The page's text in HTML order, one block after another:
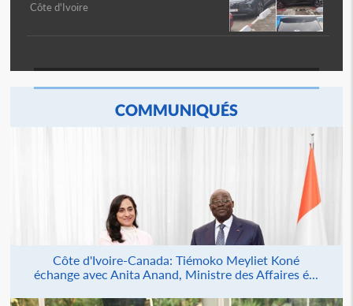
Côte d'Ivoire
COMMUNIQUÉS
Côte d'Ivoire-Canada: Tiémoko Meyliet Koné
échange avec Anita Anand, Ministre des Affaires é...